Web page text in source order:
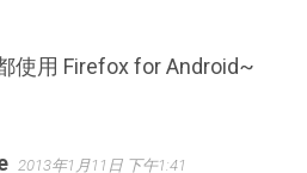
使用 Firefox for Android~
2013年1月11日 下午1:41